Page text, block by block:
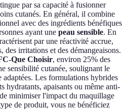
par sa capacité à fusionner
cutanés. En général, il combine
avec des ingrédients bénéfiques
ayant une peau sensible. En
par une réactivité accrue,
des irritations et des démangeaisons.
Que Choisir, environ 25% des
sensibilité cutanée, soulignant le
Les formulations hybrides
hydratants, apaisants ou même anti-
minimiser l'impact du maquillage
de produit, vous ne bénéficiez